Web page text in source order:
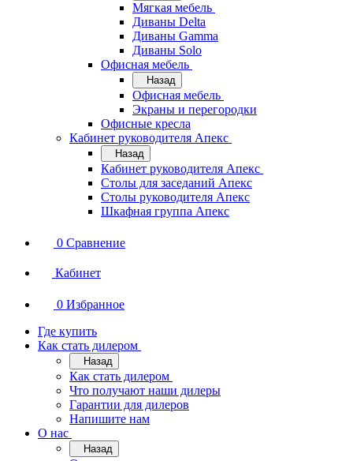
Мягкая мебель
Диваны Delta
Диваны Gamma
Диваны Solo
Офисная мебель
Назад
Офисная мебель
Экраны и перегородки
Офисные кресла
Кабинет руководителя Апекс
Назад
Кабинет руководителя Апекс
Столы для заседаний Апекс
Столы руководителя Апекс
Шкафная группа Апекс
0 Сравнение
Кабинет
0 Избранное
Где купить
Как стать дилером
Назад
Как стать дилером
Что получают наши дилеры
Гарантии для дилеров
Напишите нам
О нас
Назад